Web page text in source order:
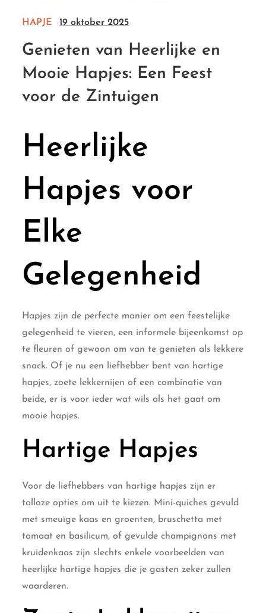
HAPJE 19 oktober 2025
Genieten van Heerlijke en
Mooie Hapjes: Een Feest
voor de Zintuigen
Heerlijke
Hapjes voor
Elke
Gelegenheid
Hapjes zijn de perfecte manier om een feestelijke
gelegenheid te vieren, een informele bijeenkomst op
te fleuren of gewoon om van te genieten als lekkere
snack. Of je nu een liefhebber bent van hartige
hapjes, zoete lekkernijen of een combinatie van
beide, er is voor ieder wat wils als het gaat om
mooie hapjes.
Hartige Hapjes
Voor de liefhebbers van hartige hapjes zijn er
talloze opties om uit te kiezen. Mini-quiches gevuld
met smeuïge kaas en groenten, bruschetta met
tomaat en basilicum, of gevulde champignons met
kruidenkaas zijn slechts enkele voorbeelden van
heerlijke hartige hapjes die je gasten zeker zullen
waarderen.